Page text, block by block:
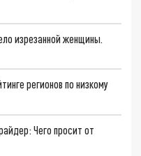
изрезанной женщины.
регионов по низкому
Чего просит от